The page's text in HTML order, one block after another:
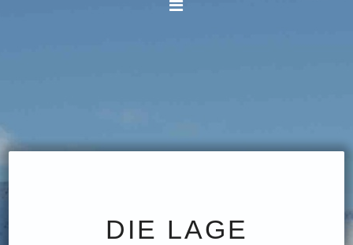
DIE LAGE